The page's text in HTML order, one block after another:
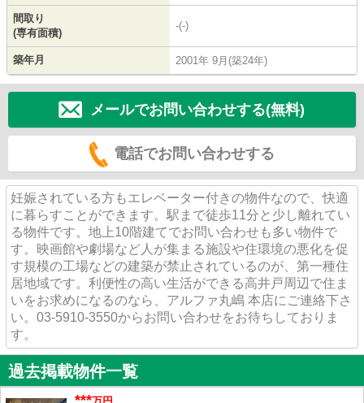
間取り
(専有面積)
-(-)
築年月 2001年 9月(築24年)
メールでお問い合わせする(無料)
電話でお問い合わせする
妊娠されている方もエレベーター付きの物件なので、快適
に暮らすことができます。駅まで徒歩11分と少し離れてい
る物件です。地上10階建てでお問い合わせも多い物件で
す。映画館や劇場など人が集まる施設や住環境の悪化を促
す規模の工場などの建築が禁止されているのが、第一種住
居地域です。利便性の高い生活ができる高井戸周辺で住ま
いをお求めになるのなら、アルファ丸嶋 本店にご連絡下さ
い。03-5910-3550からお問い合わせをお待ちしておりま
す。
過去掲載物件一覧